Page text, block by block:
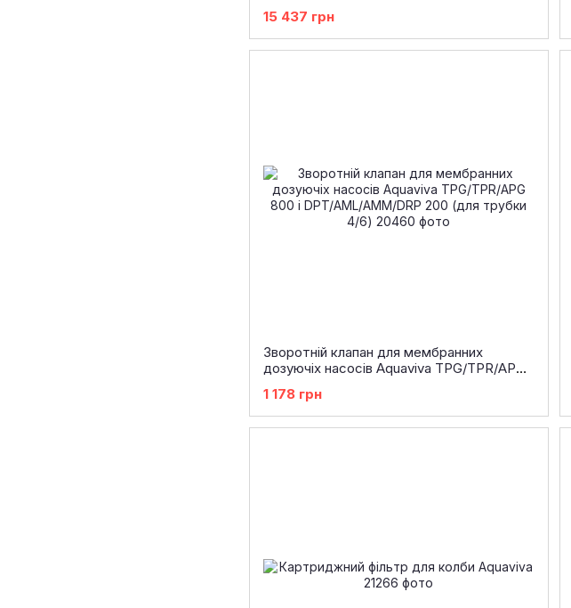
15 437 грн
Зворотній клапан для мембранних
дозуючіх насосів Aquaviva TPG/TPR/APG
трубки 4/6)
1 178 грн